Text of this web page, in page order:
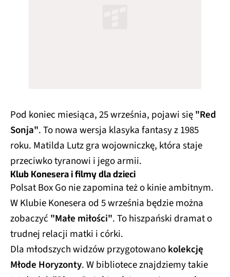
Pod koniec miesiąca, 25 września, pojawi się"Red
Sonja". To nowa wersja klasyka fantasy z 1985
roku. Matilda Lutz gra wojowniczkę, która staje
przeciwko tyranowi i jego armii.
Klub Konesera i filmy dla dzieci
Polsat Box Go nie zapomina też o kinie ambitnym.
W Klubie Konesera od 5 września będzie można
zobaczyć "Małe miłości". To hiszpański dramat o
trudnej relacji matki i córki.
Dla młodszych widzów przygotowanokolekcję
Młode Horyzonty. W bibliotece znajdziemy takie